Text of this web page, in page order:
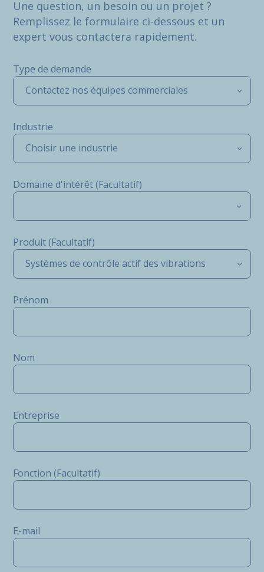
Une question, un besoin ou un projet ?
Remplissez le formulaire ci-dessous et un
expert vous contactera rapidement.
Type de demande
Contactez nos équipes commerciales
Industrie
Choisir une industrie
Domaine d'intérêt (Facultatif)
Produit (Facultatif)
Systèmes de contrôle actif des vibrations
Prénom
Nom
Entreprise
Fonction (Facultatif)
E-mail